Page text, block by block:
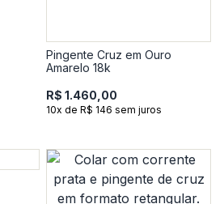
Pingente Cruz em Ouro
Amarelo 18k
R$ 1.460,00
10x de R$ 146 sem juros